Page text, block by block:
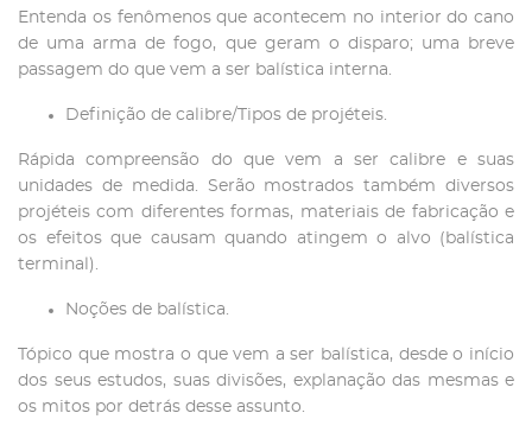
Entenda os fenômenos que acontecem no interior do cano
de uma arma de fogo, que geram o disparo; uma breve
passagem do que vem a ser balística interna.
Definição de calibre/Tipos de projéteis.
Rápida compreensão do que vem a ser calibre e suas
unidades de medida. Serão mostrados também diversos
projéteis com diferentes formas, materiais de fabricação e
os efeitos que causam quando atingem o alvo (balística
terminal).
Noções de balística.
Tópico que mostra o que vem a ser balística, desde o início
dos seus estudos, suas divisões, explanação das mesmas e
os mitos por detrás desse assunto.